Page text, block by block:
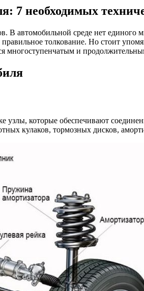
7 необходимых
В автомобильной среде нет
толкование. Но стоит
многоступенчатым и
узлы, которые обеспечивают
кулаков, тормозных дисков,